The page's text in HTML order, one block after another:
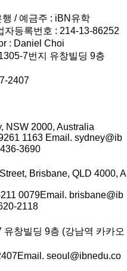
/ 예금주 : iBN유학
자등록번호 : 214-13-86252
: Daniel Choi
7번지 유창빌딩 9층
2407
NSW 2000, Australia
1163 Email. sydney@ib
3690
Brisbane, QLD 4000, A
0079Email. brisbane@ib
2118
창빌딩 9층 (강남역 카카오
Email. seoul@ibnedu.co